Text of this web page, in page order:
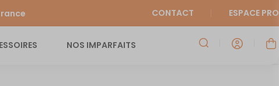
CONTACT ESPACE PRO
NOS IMPARFAITS